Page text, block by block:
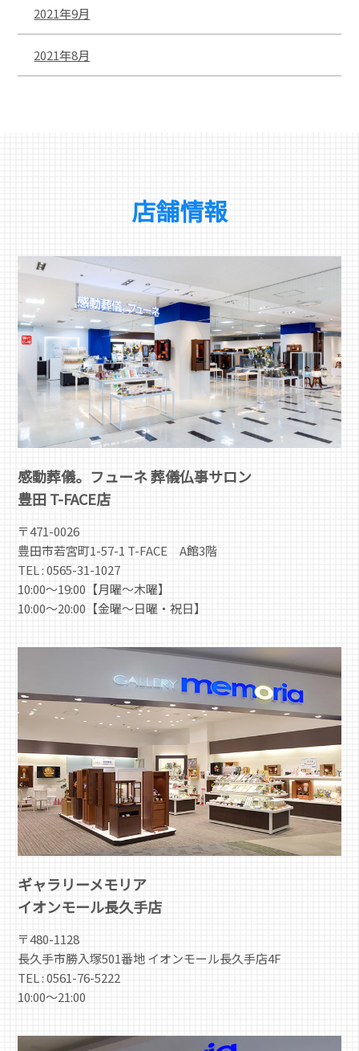
2021年9月
2021年8月
店舗情報
感動葬儀。フューネ 葬儀仏事サロン
豊田 T-FACE店
〒471-0026
豊田市若宮町1-57-1 T-FACE A館3階
TEL : 0565-31-1027
10:00～19:00【月曜～木曜】
10:00～20:00【金曜～日曜・祝日】
ギャラリーメモリア
イオンモール長久手店
〒480-1128
長久手市勝入塚501番地 イオンモール長久手店4F
TEL : 0561-76-5222
10:00～21:00